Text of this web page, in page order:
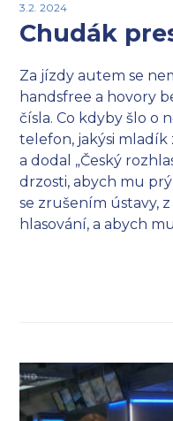
3.2. 2024
Chudák
Za jízdy autem se
handsfree a hovory
čísla. Co kdyby šlo o
telefon, jakýsi
a dodal „Český
drzosti, abych mu
se zrušením ústavy,
hlasování, a abych